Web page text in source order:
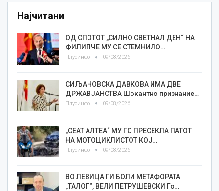
Најчитани
ОД СПОТОТ „СИЛНО СВЕТНАЛ ДЕН“ НА
ФИЛИПЧЕ МУ СЕ СТЕМНИЛО…
Плусинфо 09/08/2026
СИЉАНОВСКА ДАВКОВА ИМА ДВЕ
ДРЖАВЈАНСТВА Шокантно признание…
Плусинфо 09/08/2026
„СЕАТ АЛТЕА“ МУ ГО ПРЕСЕКЛА ПАТОТ
НА МОТОЦИКЛИСТОТ КОЈ…
Плусинфо 09/08/2026
ВО ЛЕВИЦА ГИ БОЛИ МЕТАФОРАТА
„ТАЛОГ“, ВЕЛИ ПЕТРУШЕВСКИ Го…